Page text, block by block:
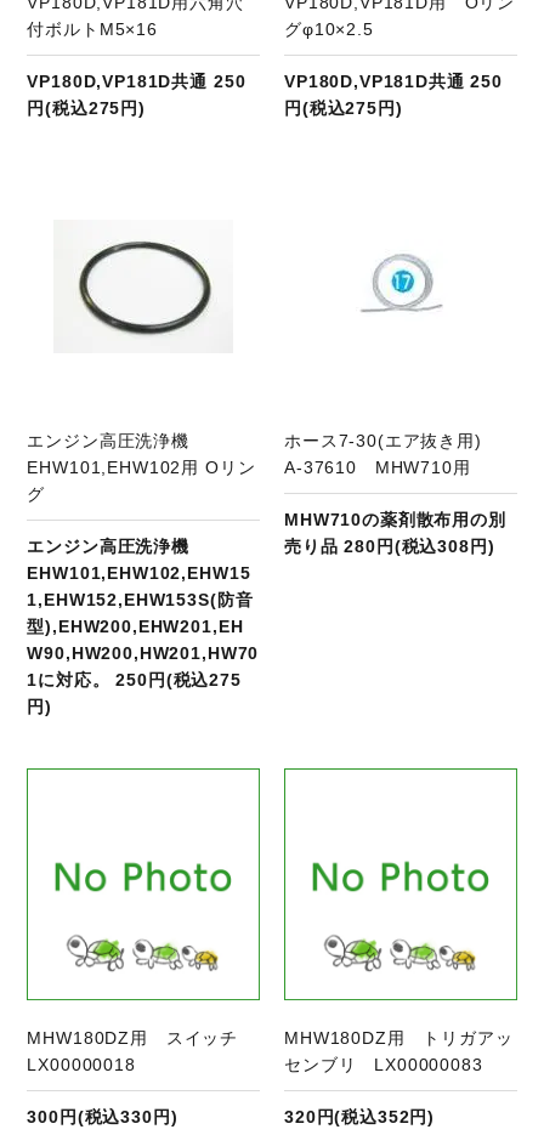
付ボルトM5×16
VP180D,VP181D共通 250
円(税込275円)
グφ10×2.5
VP180D,VP181D共通 250
円(税込275円)
エンジン高圧洗浄機
EHW101,EHW102用 Oリン
グ
エンジン高圧洗浄機
EHW101,EHW102,EHW15
1,EHW152,EHW153S(防音
型),EHW200,EHW201,EH
W90,HW200,HW201,HW70
1に対応。 250円(税込275
円)
ホース7-30(エア抜き用)
A-37610 MHW710用
MHW710の薬剤散布用の別
売り品 280円(税込308円)
MHW180DZ用 スイッチ
LX00000018
300円(税込330円)
MHW180DZ用 トリガアッ
センブリ LX00000083
320円(税込352円)